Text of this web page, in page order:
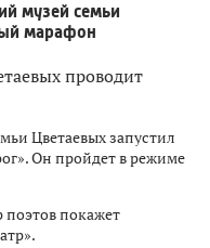
музей семьи
марафон
Цветаевых запустил
Он пройдет в режиме
поэтов покажет